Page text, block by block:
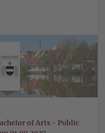
of Arts - Public